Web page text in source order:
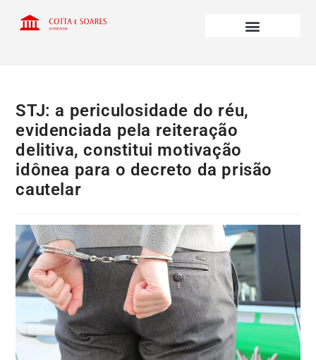
STJ: a periculosidade do réu,
evidenciada pela reiteração
delitiva, constitui motivação
idônea para o decreto da prisão
cautelar